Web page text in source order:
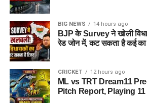
BIG NEWS 14 hours ago
BJP के Survey ने खोली
रेड जोन में, कट सकता है कई
CRICKET 12 hours ago
ML vs TRT Dream11
Pitch Report, Playing